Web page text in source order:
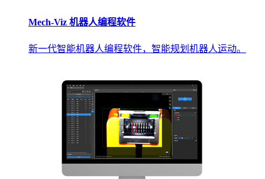
Mech-Viz 机器人编程软件
新一代智能机器人编程软件，智能规划机器人运动。